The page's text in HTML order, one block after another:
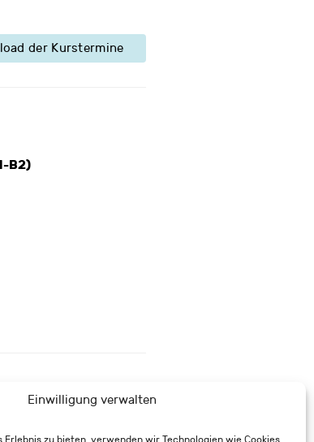
Einwilligung verwalten
Erlebnis zu bieten, verwenden wir Technologien wie Cookies,
der Kurstermine
B2)